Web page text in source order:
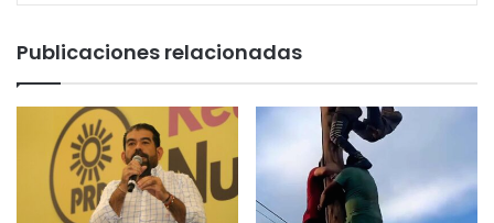
Publicaciones relacionadas